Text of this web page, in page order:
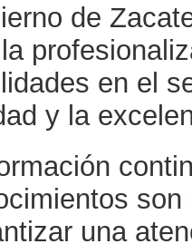
de
en el
y la
una